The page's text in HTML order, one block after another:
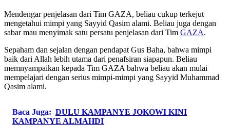
Mendengar penjelasan dari Tim GAZA, beliau cukup terkejut
mengetahui mimpi yang Sayyid Qasim alami. Beliau juga dengan
sabar mau menyimak satu persatu penjelasan dari Tim GAZA.
Sepaham dan sejalan dengan pendapat Gus Baha, bahwa mimpi
baik dari Allah lebih utama dari penafsiran siapapun. Beliau
memnyampaikan kepada Tim GAZA bahwa beliau akan mulai
mempelajari dengan serius mimpi-mimpi yang Sayyid Muhammad
Qasim alami.
Baca Juga: DULU KAMPANYE JOKOWI KINI
KAMPANYE ALMAHDI